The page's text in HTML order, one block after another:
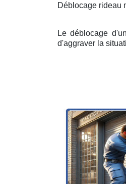
Déblocage rideau
Le déblocage
d'aggraver la